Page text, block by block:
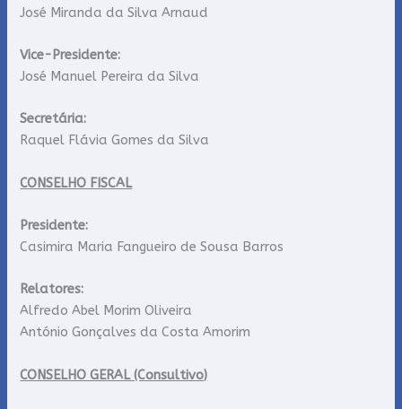
José Miranda da Silva Arnaud
Vice-Presidente:
José Manuel Pereira da Silva
Secretária:
Raquel Flávia Gomes da Silva
CONSELHO FISCAL
Presidente:
Casimira Maria Fangueiro de Sousa Barros
Relatores:
Alfredo Abel Morim Oliveira
António Gonçalves da Costa Amorim
CONSELHO GERAL (Consultivo)